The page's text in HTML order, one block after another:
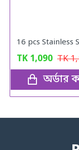
TK 1,090 TK
অর্ডার